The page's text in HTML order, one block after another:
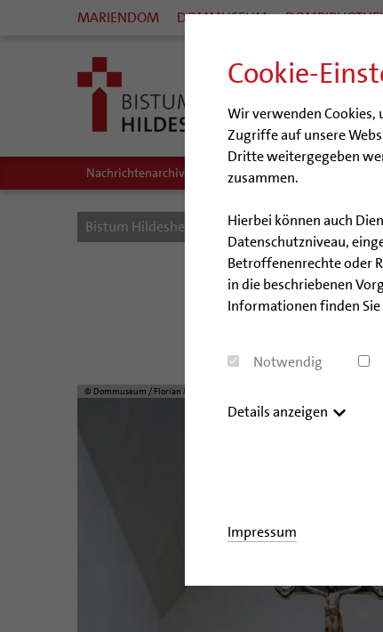
Cookie-
Wir verwenden Cookies,
Zugriffe auf unsere
Dritte weitergegeben
zusammen.
Hierbei können auch
Datenschutzniveau,
Betroffenenrechte oder
in die beschriebenen
Informationen finden
Notwendig
Details anzeigen
Impressum
MARIENDOM DOMMUSEUM
Nachrichtenarchiv Audio/Podcasts
Bistum Hildesheim Bistum Nachrichten
Das
© Dommuseum / Florian Monheim